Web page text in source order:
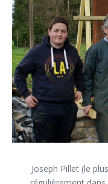
Joseph Pillet (le